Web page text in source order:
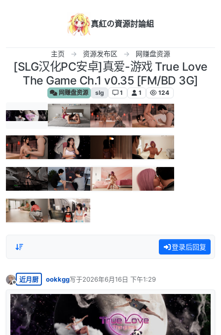
真紅の資源討論組
主页 资源发布区 网赚盘资源
[SLG汉化PC安卓]真爱-游戏 True Love
The Game Ch.1 v0.35 [FM/BD 3G]
网赚盘资源 slg 1 1 124
登录后回复
离线
近月厨 ookkgg写于2026年6月16日 下午1:29
最后由 编辑